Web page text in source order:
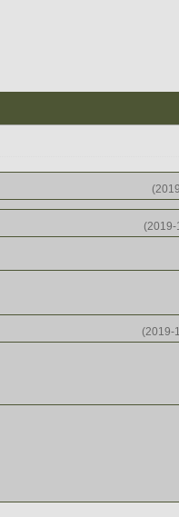
(2019-
(2019-